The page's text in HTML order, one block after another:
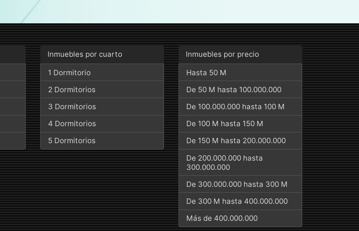
Inmuebles por cuarto
1 Dormitorio
2 Dormitorios
3 Dormitorios
4 Dormitorios
5 Dormitorios
Inmuebles por precio
Hasta 50 M
De 50 M hasta 100.000.000
De 100.000.000 hasta 100 M
De 100 M hasta 150 M
De 150 M hasta 200.000.000
De 200.000.000 hasta
300.000.000
De 300.000.000 hasta 300 M
De 300 M hasta 400.000.000
Más de 400.000.000